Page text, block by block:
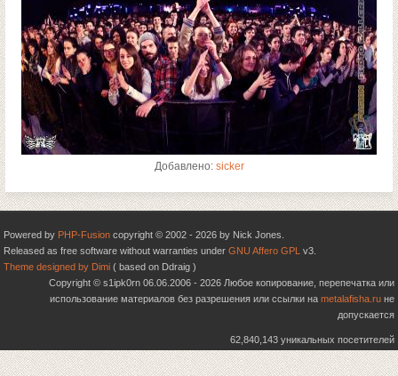
Добавлено: sicker
Powered by PHP-Fusion copyright © 2002 - 2026 by Nick Jones.
Released as free software without warranties under GNU Affero GPL v3.
Theme designed by Dimi ( based on Ddraig )
Copyright © s1ipk0rn 06.06.2006 - 2026 Любое копирование, перепечатка или
использование материалов без разрешения или ссылки на metalafisha.ru не
допускается
62,840,143 уникальных посетителей